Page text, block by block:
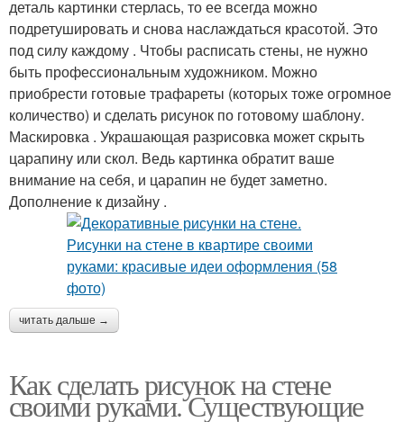
деталь картинки стерлась, то ее всегда можно
подретушировать и снова наслаждаться красотой. Это
под силу каждому . Чтобы расписать стены, не нужно
быть профессиональным художником. Можно
приобрести готовые трафареты (которых тоже огромное
количество) и сделать рисунок по готовому шаблону.
Маскировка . Украшающая разрисовка может скрыть
царапину или скол. Ведь картинка обратит ваше
внимание на себя, и царапин не будет заметно.
Дополнение к дизайну .
читать дальше →
Как сделать рисунок на стене
своими руками. Существующие